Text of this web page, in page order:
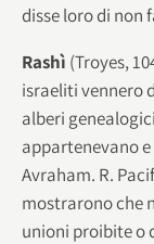
disse loro di non
Rashì (Troyes,
israeliti vennero
alberi
appartenevano
Avraham. R.
mostrarono che
unioni proibite o